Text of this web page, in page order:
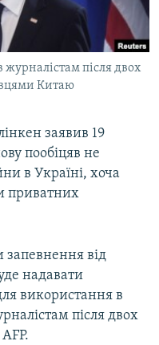
після двох
Китаю
заявив 19
пообіцяв не
в Україні, хоча
приватних
від
надавати
використання в
після двох